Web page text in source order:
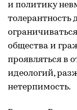
и политику
толерантность
общества и
проявляться в
идеологий,
нетерпимость.